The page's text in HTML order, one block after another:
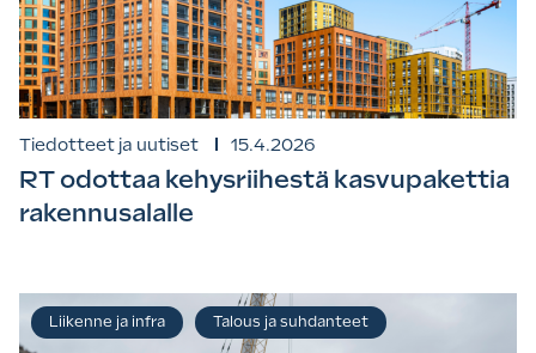
Tiedotteet ja uutiset 15.4.2026
RT odottaa kehysriihestä kasvupakettia
rakennusalalle
Liikenne ja infra Talous ja suhdanteet